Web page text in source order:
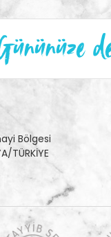
Bölgesi
TÜRKİYE